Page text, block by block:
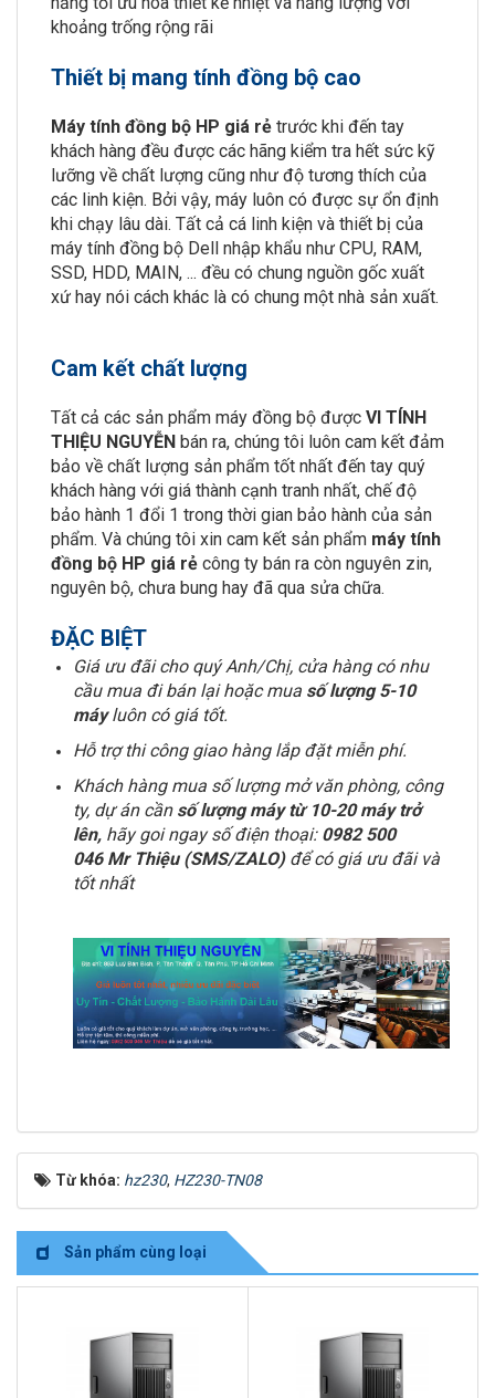
khoảng trống rộng rãi
Thiết bị mang tính đồng bộ cao
Máy tính đồng bộ HP giá rẻ trước khi đến tay
khách hàng đều được các hãng kiểm tra hết sức kỹ
lưỡng về chất lượng cũng như độ tương thích của
các linh kiện. Bởi vậy, máy luôn có được sự ổn định
khi chạy lâu dài. Tất cả cá linh kiện và thiết bị của
máy tính đồng bộ Dell nhập khẩu như CPU, RAM,
SSD, HDD, MAIN, ... đều có chung nguồn gốc xuất
xứ hay nói cách khác là có chung một nhà sản xuất.
Cam kết chất lượng
Tất cả các sản phẩm máy đồng bộ được VI TÍNH
THIỆU NGUYỄN bán ra, chúng tôi luôn cam kết đảm
bảo về chất lượng sản phẩm tốt nhất đến tay quý
khách hàng với giá thành cạnh tranh nhất, chế độ
bảo hành 1 đổi 1 trong thời gian bảo hành của sản
phẩm. Và chúng tôi xin cam kết sản phẩm máy tính
đồng bộ HP giá rẻ công ty bán ra còn nguyên zin,
nguyên bộ, chưa bung hay đã qua sửa chữa.
ĐẶC BIỆT
Giá ưu đãi cho quý Anh/Chị, cửa hàng có nhu
cầu mua đi bán lại hoặc mua số lượng 5-10
máyluôn có giá tốt.
Hỗ trợ thi công giao hàng lắp đặt miễn phí.
Khách hàng mua số lượng mở văn phòng, công
ty, dự án cần số lượng máy từ 10-20 máy trở
lên, hãy goi ngay số điện thoại: 0982 500
046 Mr Thiệu (SMS/ZALO)để có giá ưu đãi và
tốt nhất
Từ khóa: hz230, HZ230-TN08
Sản phẩm cùng loại